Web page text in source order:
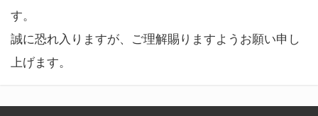
す。
誠に恐れ入りますが、ご理解賜りますようお願い申し
上げます。